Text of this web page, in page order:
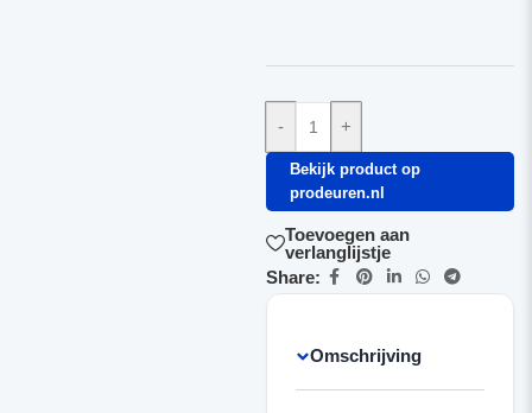
- +
Bekijk product op
prodeuren.nl
Toevoegen aan
verlanglijstje
Share:
Omschrijving